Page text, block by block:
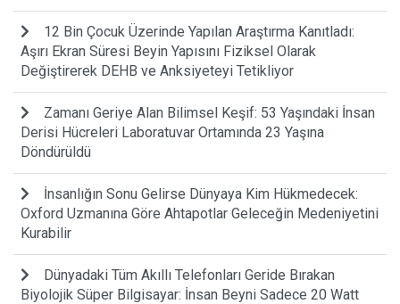
12 Bin Çocuk Üzerinde Yapılan Araştırma Kanıtladı:
Aşırı Ekran Süresi Beyin Yapısını Fiziksel Olarak
Değiştirerek DEHB ve Anksiyeteyi Tetikliyor
Zamanı Geriye Alan Bilimsel Keşif: 53 Yaşındaki İnsan
Derisi Hücreleri Laboratuvar Ortamında 23 Yaşına
Döndürüldü
İnsanlığın Sonu Gelirse Dünyaya Kim Hükmedecek:
Oxford Uzmanına Göre Ahtapotlar Geleceğin Medeniyetini
Kurabilir
Dünyadaki Tüm Akıllı Telefonları Geride Bırakan
Biyolojik Süper Bilgisayar: İnsan Beyni Sadece 20 Watt